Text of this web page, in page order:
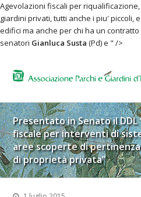
Agevolazioni fiscali per
giardini privati, tutti anche i piu' piccoli,
edifici ma anche per chi ha un
senatori Gianluca Susta (Pd) e " />
Presentato in Senato il
fiscale per interventi di
aree scoperte di
di proprietà privata”